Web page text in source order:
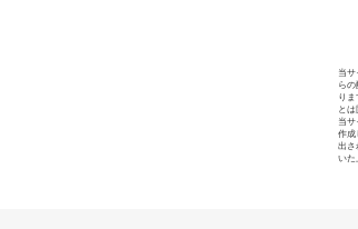
当
ら
り
とは
当
作成
出さ
いた